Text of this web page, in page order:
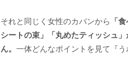
それと同じく女性のカバンから
「
シートの束」「丸めたティッシュ
ん。 一体どんなポイントを見て『